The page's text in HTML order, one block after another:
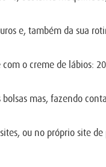
e, também da sua
o creme de lábios:
mas, fazendo
ou no próprio site